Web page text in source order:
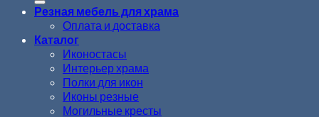
Резная мебель для храма
Оплата и доставка
Каталог
Иконостасы
Интерьер храма
Полки для икон
Иконы резные
Могильные кресты